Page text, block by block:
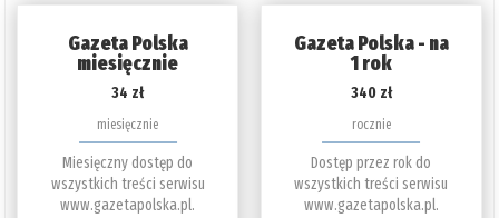
Gazeta Polska
miesięcznie
34 zł
miesięcznie
Miesięczny dostęp do
wszystkich treści serwisu
www.gazetapolska.pl.
Gazeta Polska - na
1 rok
340 zł
rocznie
Dostęp przez rok do
wszystkich treści serwisu
www.gazetapolska.pl.